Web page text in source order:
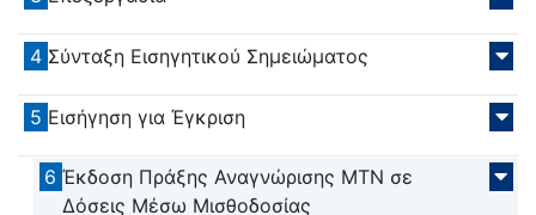
4 Σύνταξη Εισηγητικού Σημειώματος
5 Εισήγηση για Έγκριση
6 Έκδοση Πράξης Αναγνώρισης ΜΤΝ σε
Δόσεις Μέσω Μισθοδοσίας